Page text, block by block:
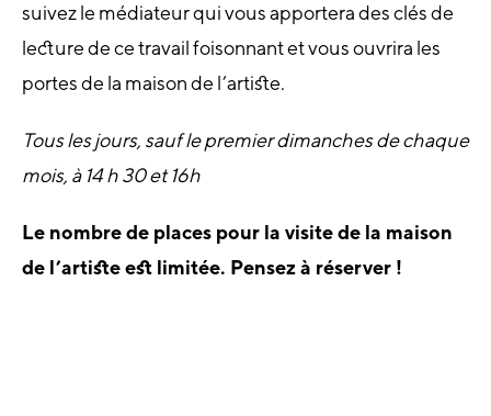
suivez le médiateur qui vous apportera des clés de
lecture de ce travail foisonnant et vous ouvrira les
portes de la maison de l’artiste.
Tous les jours, sauf le premier dimanches de chaque
mois, à 14 h 30 et 16h
Le nombre de places pour la visite de la maison
de l’artiste est limitée. Pensez à réserver !